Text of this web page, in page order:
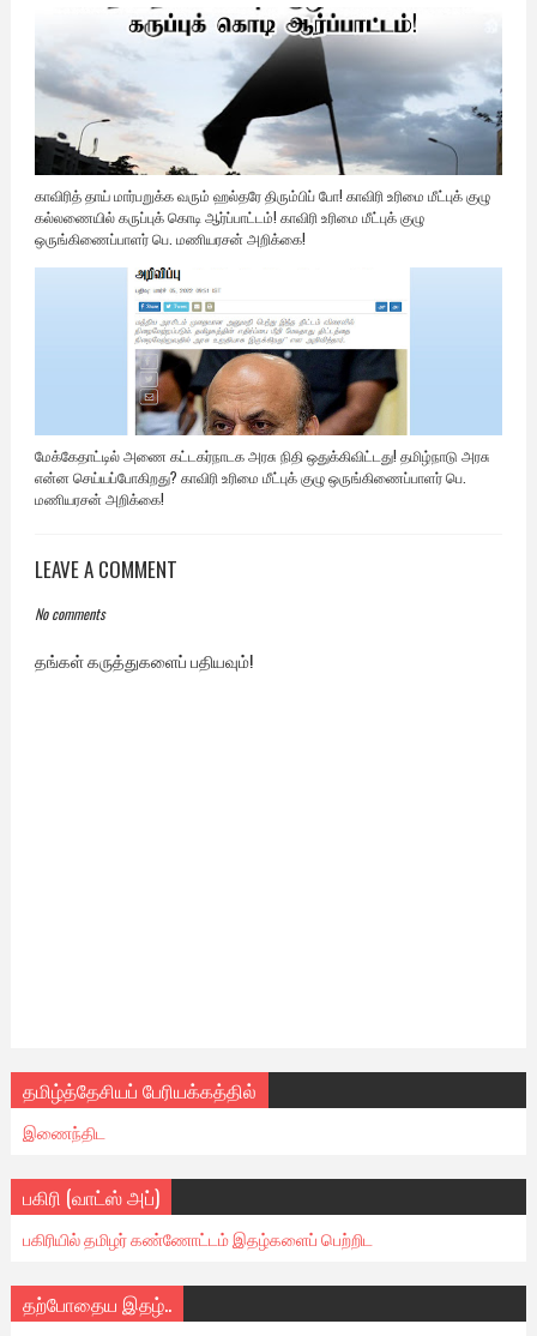
காவிரித் தாய் மார்பறுக்க வரும் ஹல்தரே திரும்பிப் போ! காவிரி உரிமை மீட்புக் குழு
கல்லணையில் கருப்புக் கொடி ஆர்ப்பாட்டம்! காவிரி உரிமை மீட்புக் குழு
ஒருங்கிணைப்பாளர் பெ. மணியரசன் அறிக்கை!
மேக்கேதாட்டில் அணை கட்டகர்நாடக அரசு நிதி ஒதுக்கிவிட்டது! தமிழ்நாடு அரசு
என்ன செய்யப்போகிறது? காவிரி உரிமை மீட்புக் குழு ஒருங்கிணைப்பாளர் பெ.
மணியரசன் அறிக்கை!
LEAVE A COMMENT
No comments
தங்கள் கருத்துகளைப் பதியவும்!
தமிழ்த்தேசியப் பேரியக்கத்தில்
இணைந்திட
பகிரி (வாட்ஸ் அப்)
பகிரியில் தமிழர் கண்ணோட்டம் இதழ்களைப் பெற்றிட
தற்போதைய இதழ்..